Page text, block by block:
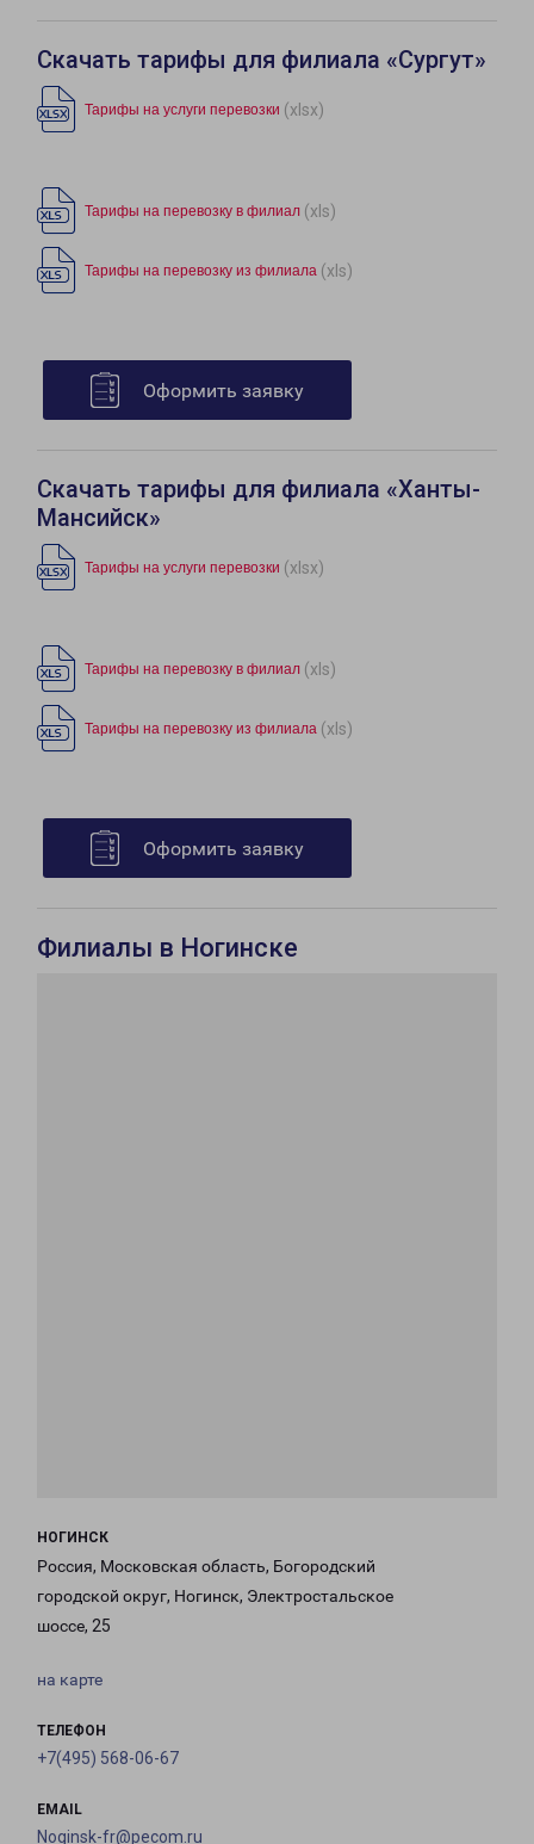
Скачать тарифы для филиала «Сургут»
Тарифы на услуги перевозки (xlsx)
Тарифы на перевозку в филиал (xls)
Тарифы на перевозку из филиала (xls)
Оформить заявку
Скачать тарифы для филиала «Ханты-
Мансийск»
Тарифы на услуги перевозки (xlsx)
Тарифы на перевозку в филиал (xls)
Тарифы на перевозку из филиала (xls)
Оформить заявку
Филиалы в Ногинске
НОГИНСК
Россия, Московская область, Богородский
городской округ, Ногинск, Электростальское
шоссе, 25
на карте
ТЕЛЕФОН
+7(495) 568-06-67
EMAIL
Noginsk-fr@pecom.ru